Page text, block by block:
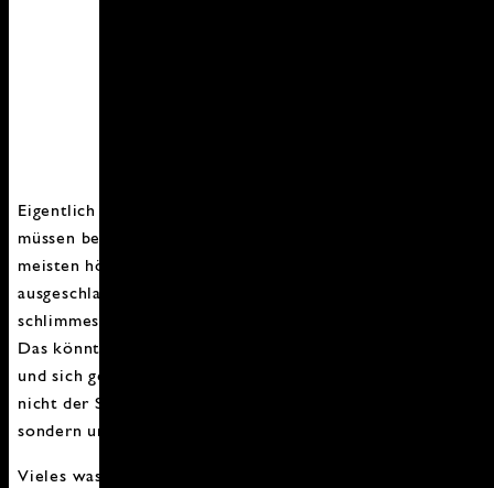
Eigentlich könnte man meinen, dass wir sehr Erholt sein
müssen bei so viel verordneter Ruhe. Doch bei den
meisten höre ich häufig, ich bin müde, nicht
ausgeschlafen, habe keinen Antrieb usw. Nichts
schlimmes, aber eben so, dass man sich nicht wohl fühlt.
Das könnte daran liegen das unser Körper gestresst ist
und sich gerade nicht im "Gleichgewicht" befindet. Es ist
nicht der Stress den wir sonst meistens empfinden,
sondern unsere Seele ist gestresst.
Vieles was unserer Seele schmeichelt ist gerade